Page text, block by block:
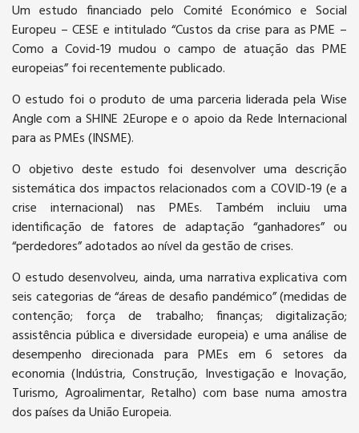
Um estudo financiado pelo Comité Económico e Social
Europeu – CESE e intitulado “Custos da crise para as PME –
Como a Covid-19 mudou o campo de atuação das PME
europeias” foi recentemente publicado.
O estudo foi o produto de uma parceria liderada pela Wise
Angle com a SHINE 2Europe e o apoio da Rede Internacional
para as PMEs (INSME).
O objetivo deste estudo foi desenvolver uma descrição
sistemática dos impactos relacionados com a COVID-19 (e a
crise internacional) nas PMEs. Também incluiu uma
identificação de fatores de adaptação “ganhadores” ou
“perdedores” adotados ao nível da gestão de crises.
O estudo desenvolveu, ainda, uma narrativa explicativa com
seis categorias de “áreas de desafio pandémico” (medidas de
contenção; força de trabalho; finanças; digitalização;
assistência pública e diversidade europeia) e uma análise de
desempenho direcionada para PMEs em 6 setores da
economia (Indústria, Construção, Investigação e Inovação,
Turismo, Agroalimentar, Retalho) com base numa amostra
dos países da União Europeia.